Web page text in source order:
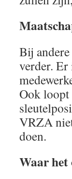
Bij
verder.
Ook loopt
VRZA
doen.
Waar